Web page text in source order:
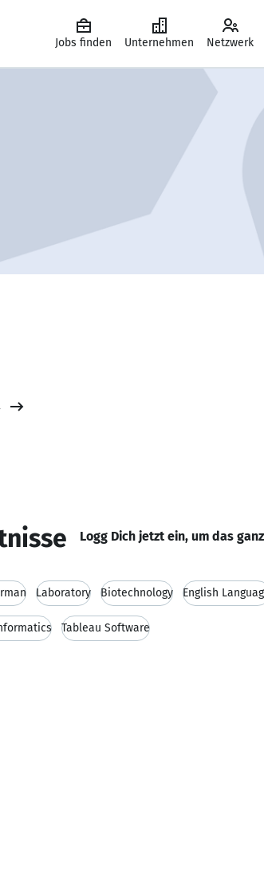
Jobs finden Unternehmen Netzwerk
Logg Dich jetzt ein, um das
Laboratory Biotechnology English
Tableau Software